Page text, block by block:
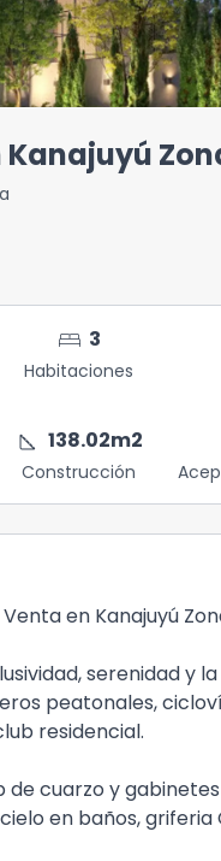
bed 3
Habitaciones
square_foot 138.02m2
Construcción
en Kanajuyú
serenidad y
peatonales,
residencial.
cuarzo y
en baños, griferia